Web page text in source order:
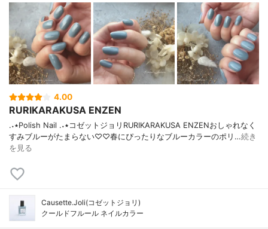
4.00
RURIKARAKUSA ENZEN
.‎˖٭Polish Nail .‎˖٭コゼットジョリRURIKARAKUSA ENZENおしゃれなく
すみブルーがたまらない♡♡春にぴったりなブルーカラーのポリ…続き
を見る
Causette.Joli(コゼットジョリ)
クールドフルール ネイルカラー